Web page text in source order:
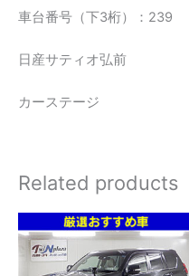
車台番号（下3桁）：239
日産サティオ弘前
カーステージ
Related products